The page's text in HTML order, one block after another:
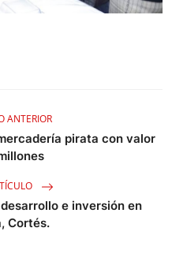
ANTERIOR
pirata con valor
e inversión en
Cortés.